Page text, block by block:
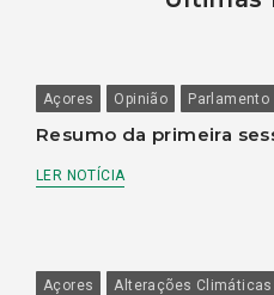
Açores Opinião Parlamento
Resumo da primeira
LER NOTÍCIA
Açores Alterações Climáticas